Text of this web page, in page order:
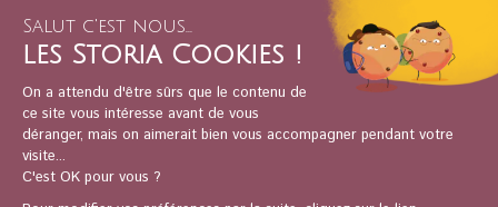
une approche originale et immersive.
Cette conférence est incluse dans le
coffret de 3 visioconférences
légendes noires du Moyen Âge.